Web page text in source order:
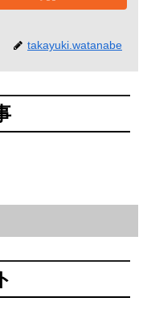
takayuki.watanabe